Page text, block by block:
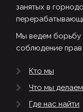
занятых в
Мы ведем борьбу
соблюдение
Кто мы
Что мы делаем
Где нас найти